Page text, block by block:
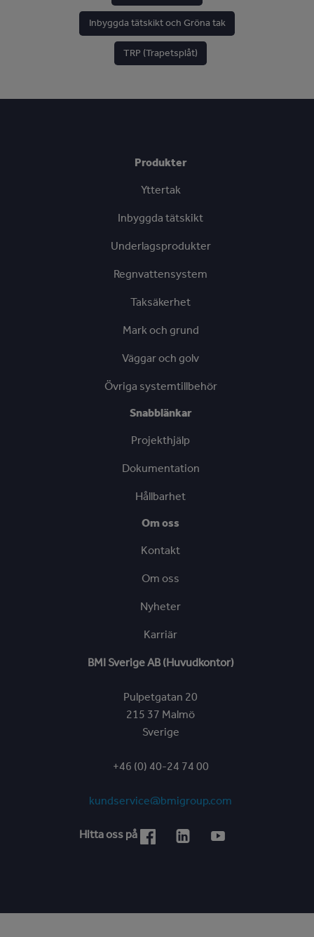
Inbyggda tätskikt och Gröna tak
TRP (Trapetsplåt)
Produkter
Yttertak
Inbyggda tätskikt
Underlagsprodukter
Regnvattensystem
Taksäkerhet
Mark och grund
Väggar och golv
Övriga systemtillbehör
Snabblänkar
Projekthjälp
Dokumentation
Hållbarhet
Om oss
Kontakt
Om oss
Nyheter
Karriär
BMI Sverige AB (Huvudkontor)
Pulpetgatan 20
215 37 Malmö
Sverige
+46 (0) 40-24 74 00
kundservice@bmigroup.com
Hitta oss på